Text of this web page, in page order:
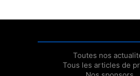
Toutes nos
Tous les articles de